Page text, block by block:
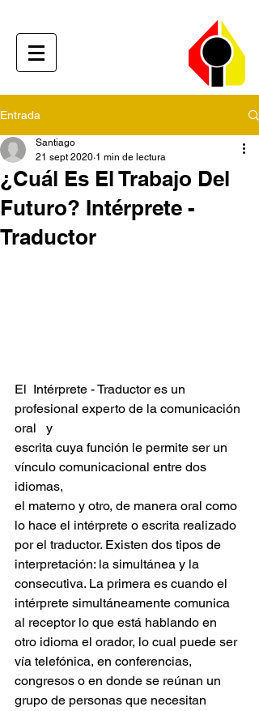
Entrada
¿Cuál Es El Trabajo Del
Futuro? Intérprete -
Traductor
Santiago
21 sept 2020 1 min de lectura
El  Intérprete - Traductor es un
profesional experto de la comunicación
oral   y
escrita cuya función le permite ser un
vínculo comunicacional entre dos
idiomas,
el materno y otro, de manera oral como
lo hace el intérprete o escrita realizado
por el traductor. Existen dos tipos de
interpretación: la simultánea y la
consecutiva. La primera es cuando el
intérprete simultáneamente comunica
al receptor lo que está hablando en
otro idioma el orador, lo cual puede ser
vía telefónica, en conferencias,
congresos o en donde se reúnan un
grupo de personas que necesitan